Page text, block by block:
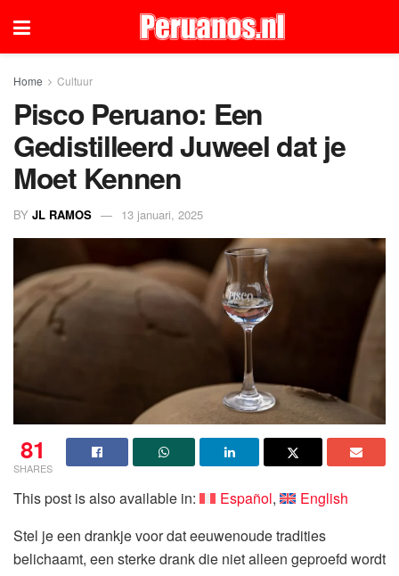
Home Cultuur
Pisco Peruano: Een
Gedistilleerd Juweel dat je
Moet Kennen
BY JL RAMOS 13 januari, 2025
81
SHARES
This post is also available in: Español
English
Stel je een drankje voor dat eeuwenoude tradities
belichaamt, een sterke drank die niet alleen geproefd wordt